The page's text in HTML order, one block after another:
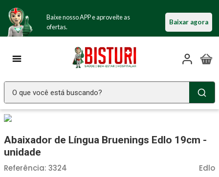
Baixe nosso APP e aproveite as
ofertas.
Baixar agora
O que você está buscando?
Abaixador de Língua Bruenings Edlo 19cm -
unidade
Edlo
Referência: 3324
2º Fralda Geriatrica
3º Luva Latex